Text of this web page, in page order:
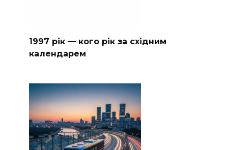
1997 рік — кого рік за східним
календарем